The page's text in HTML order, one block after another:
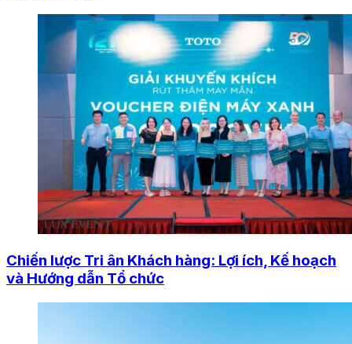
Chiến lược Tri ân Khách hàng: Lợi ích, Kế hoạch
và Hướng dẫn Tổ chức